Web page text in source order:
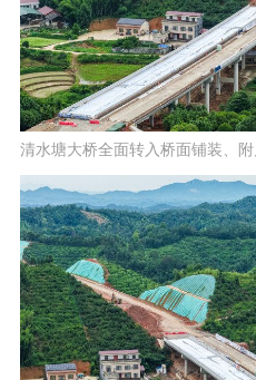
清水塘大桥全面转入桥面铺装、附